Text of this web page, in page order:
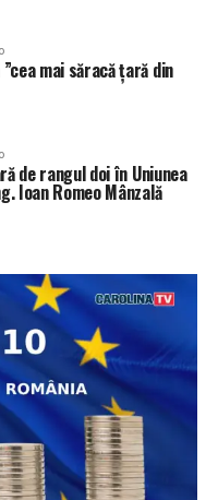
mai săracă țară din
de rangul doi în Uniunea
Ioan Romeo Mânzală